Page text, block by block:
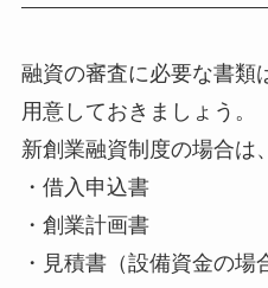
融資の審査に必要な書類
用意しておきましょう。
新創業融資制度の場合は、
・借入申込書
・創業計画書
・見積書（設備資金の場